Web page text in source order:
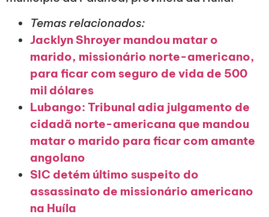
Temas relacionados:
Jacklyn Shroyer mandou matar o
marido, missionário norte-americano,
para ficar com seguro de vida de 500
mil dólares
Lubango: Tribunal adia julgamento de
cidadã norte-americana que mandou
matar o marido para ficar com amante
angolano
SIC detém último suspeito do
assassinato de missionário americano
na Huíla